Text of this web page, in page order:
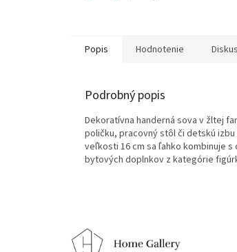
Popis Hodnotenie
Podrobný popis
Dekoratívna handerná sova v žltej
poličku, pracovný stôl či detskú
veľkosti 16 cm sa ľahko kombinuje
bytových doplnkov z kategórie